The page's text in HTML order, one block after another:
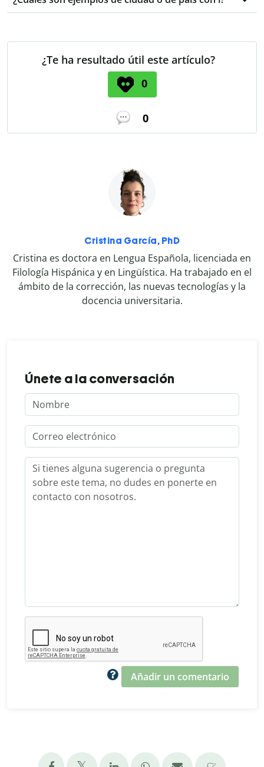
¿Te ha resultado útil este artículo?
0
0
Cristina García, PhD
Cristina es doctora en Lengua Española, licenciada en
Filología Hispánica y en Lingüística. Ha trabajado en el
ámbito de la corrección, las nuevas tecnologías y la
docencia universitaria.
Únete a la conversación
Añadir un comentario